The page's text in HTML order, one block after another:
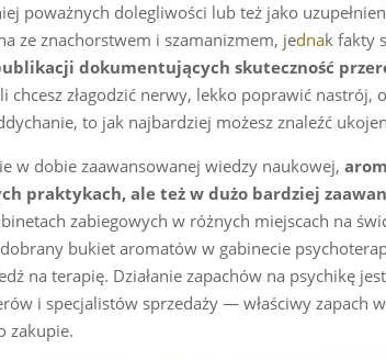
poważnych dolegliwości lub też jako
ze znachorstwem i szamanizmem, jednak fakty
dokumentujących skuteczność
chcesz złagodzić nerwy, lekko poprawić nastrój,
to jak najbardziej możesz znaleźć
w dobie zaawansowanej wiedzy naukowej,
praktykach, ale też w dużo bardziej
zabiegowych w różnych miejscach na
bukiet aromatów w gabinecie
na terapię. Działanie zapachów na psychikę
i specjalistów sprzedaży — właściwy zapach
zakupie.